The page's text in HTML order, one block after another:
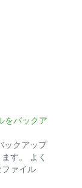
をバックア
ックアップ
す。 よく
ァイル